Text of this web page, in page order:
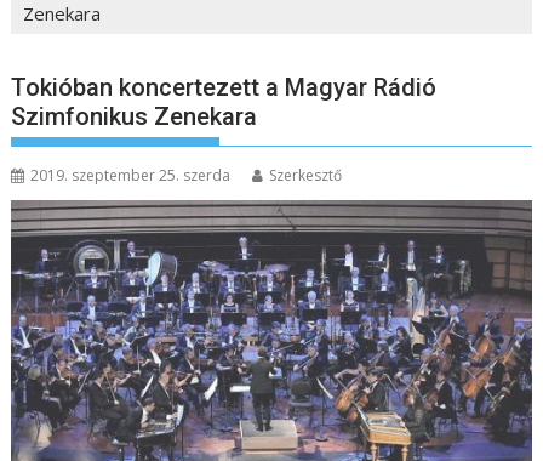
Zenekara
Tokióban koncertezett a Magyar Rádió
Szimfonikus Zenekara
2019. szeptember 25. szerda Szerkesztő